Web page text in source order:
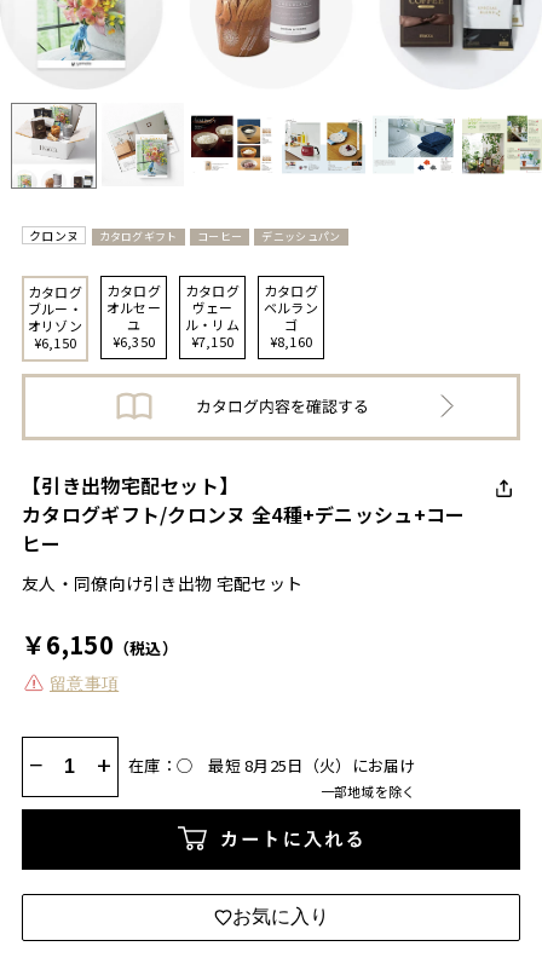
クロンヌ カタログギフト コーヒー デニッシュパン
カタログ
ブルー・
オリゾン
¥6,150
カタログ
オルセー
ユ
¥6,350
カタログ
ヴェー
ル・リム
¥7,150
カタログ
ベルラン
ゴ
¥8,160
【引き出物宅配セット】
カタログギフト/クロンヌ 全4種+デニッシュ+コー
ヒー
友人・同僚向け引き出物 宅配セット
￥6,150 （税込）
留意事項
− + 在庫：◯ 最短 8月25日（火）にお届け
一部地域を除く
カートに入れる
お気に入り